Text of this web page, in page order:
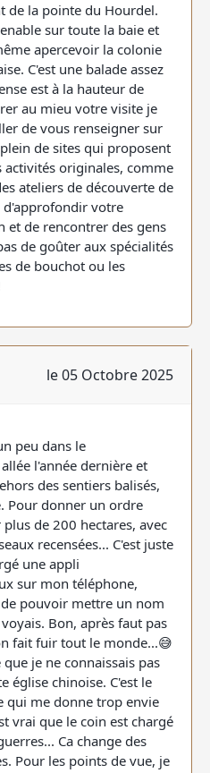
de la pointe du Hourdel.
sur toute la baie et
apercevoir la colonie
C'est une balade assez
est à la hauteur de
au mieu votre visite je
de vous renseigner sur
de sites qui proposent
activités originales, comme
ateliers de découverte de
d'approfondir votre
et de rencontrer des gens
de goûter aux spécialités
de bouchot ou les
le 05 Octobre 2025
peu dans le
l'année dernière et
des sentiers balisés,
Pour donner un ordre
de 200 hectares, avec
recensées... C'est juste
une appli
sur mon téléphone,
pouvoir mettre un nom
Bon, après faut pas
fait fuir tout le monde...😅
je ne connaissais pas
église chinoise. C'est le
qui me donne trop envie
vrai que le coin est chargé
Ca change des
Pour les points de vue, je